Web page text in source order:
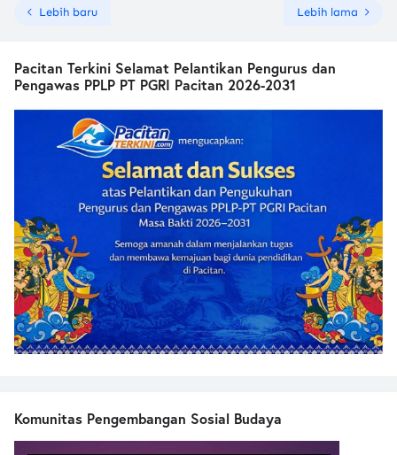
Lebih baru Lebih lama
Pacitan Terkini Selamat Pelantikan Pengurus dan
Pengawas PPLP PT PGRI Pacitan 2026-2031
Komunitas Pengembangan Sosial Budaya